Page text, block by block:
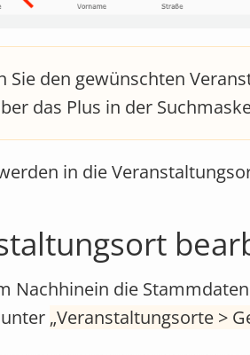
Sie den gewünschten
das Plus in der
in die
Nachhinein die
Veranstaltungsorte >